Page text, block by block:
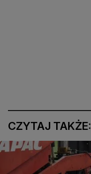
CZYTAJ TAKŻE: